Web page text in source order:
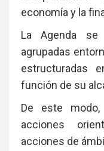
economía y la
La Agenda
agrupadas
estructuradas
función de su
De este
acciones
acciones de